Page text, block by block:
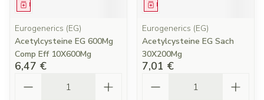
Médicament
Eurogenerics (EG)
Acetylcysteine EG 600Mg
Comp Eff 10X600Mg
6,47 €
Médicament
Eurogenerics (EG)
Acetylcysteine EG Sach
30X200Mg
7,01 €